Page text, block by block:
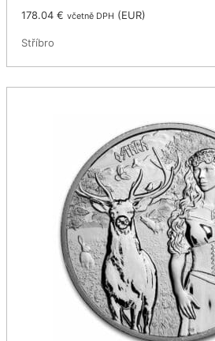
178.04€ včetně DPH (EUR)
Stříbro